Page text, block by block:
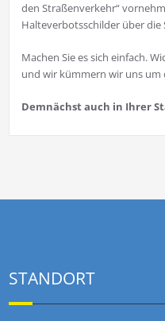
den Straßenverkehr“
Halteverbotsschilder über die
Machen Sie es sich einfach.
und wir kümmern wir uns um
Demnächst auch in Ihrer
STANDORT